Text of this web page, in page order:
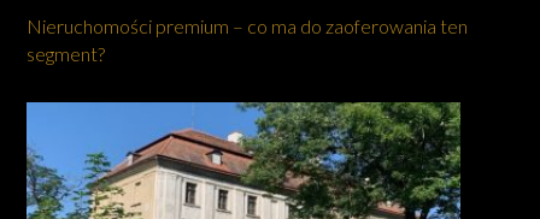
Nieruchomości premium – co ma do zaoferowania ten
segment?